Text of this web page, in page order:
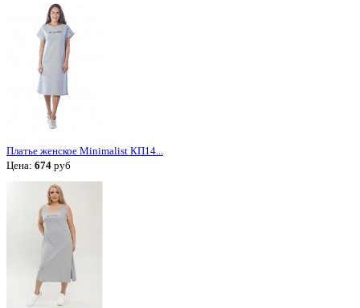
Платье женское Minimalist КП14...
Цена: 674 руб